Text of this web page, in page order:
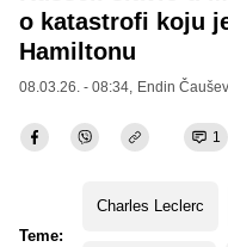
o katastrofi koju
Hamiltonu
08.03.26. - 08:34, Endin
1
Teme:
Charles Leclerc